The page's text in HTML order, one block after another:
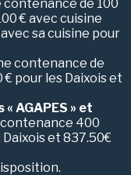
contenance de 100
€ avec cuisine
sa cuisine pour
contenance de
pour les Daixois et
« AGAPES » et
contenance 400
et 837.50€